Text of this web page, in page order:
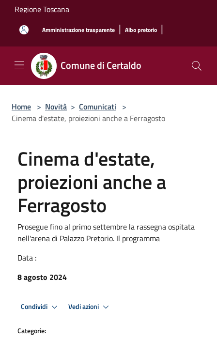
Salta al contenuto principale
Regione Toscana
Amministrazione trasparente | Albo pretorio |
Comune di Certaldo
Home > Novità > Comunicati >
Cinema d'estate, proiezioni anche a Ferragosto
Cinema d'estate,
proiezioni anche a
Ferragosto
Prosegue fino al primo settembre la rassegna ospitata
nell'arena di Palazzo Pretorio. Il programma
Data :
8 agosto 2024
Condividi Vedi azioni
Categorie: